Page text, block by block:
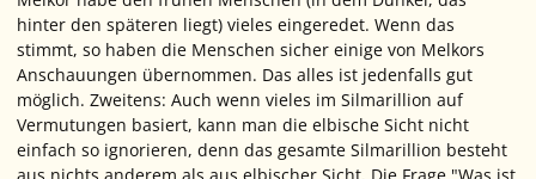
hinter den späteren liegt) vieles eingeredet. Wenn das
stimmt, so haben die Menschen sicher einige von Melkors
Anschauungen übernommen. Das alles ist jedenfalls gut
möglich. Zweitens: Auch wenn vieles im Silmarillion auf
Vermutungen basiert, kann man die elbische Sicht nicht
einfach so ignorieren, denn das gesamte Silmarillion besteht
aus nichts anderem als aus elbischer Sicht. Die Frage "Was ist